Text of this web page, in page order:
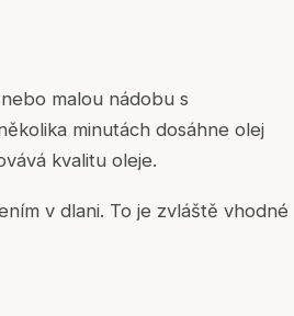
malou nádobu s
minutách dosáhne olej
kvalitu oleje.
v dlani. To je zvláště vhodné